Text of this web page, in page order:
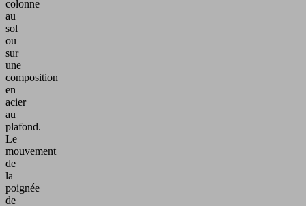
colonne
au
sol
ou
sur
une
composition
en
acier
au
plafond.
Le
mouvement
de
la
poignée
de